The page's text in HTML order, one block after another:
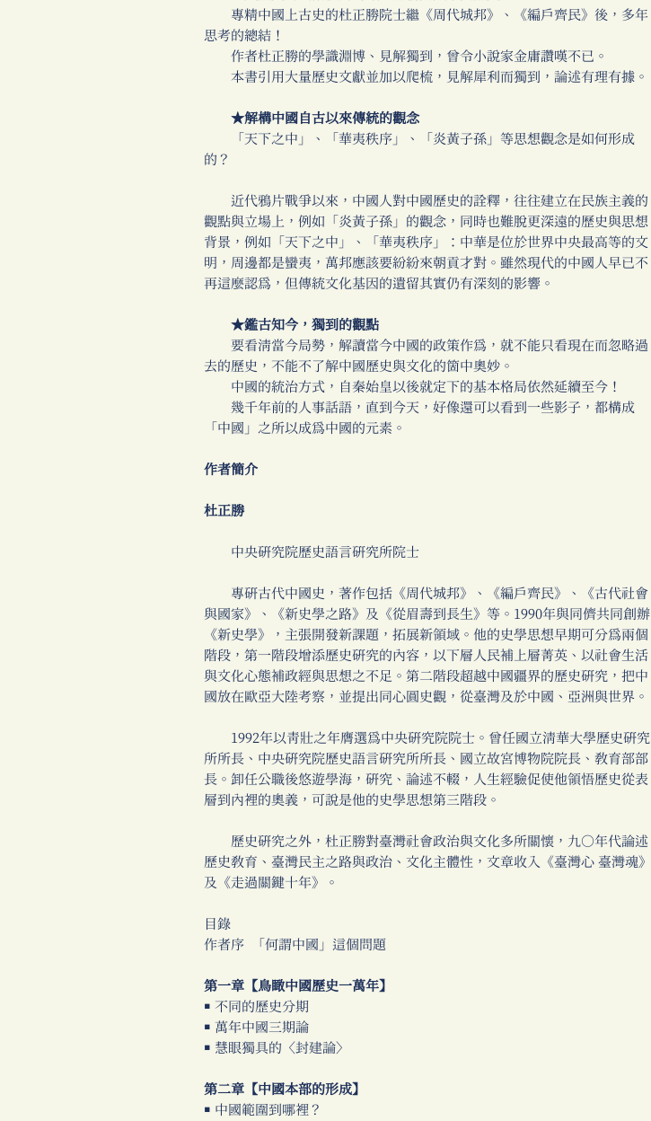
專精中國上古史的杜正勝院士繼《周代城邦》、《編戶齊民》後，多年
思考的總結！
作者杜正勝的學識淵博、見解獨到，曾令小說家金庸讚嘆不已。
本書引用大量歷史文獻並加以爬梳，見解犀利而獨到，論述有理有據。
★解構中國自古以來傳統的觀念
「天下之中」、「華夷秩序」、「炎黃子孫」等思想觀念是如何形成
的？
近代鴉片戰爭以來，中國人對中國歷史的詮釋，往往建立在民族主義的
觀點與立場上，例如「炎黃子孫」的觀念，同時也難脫更深遠的歷史與思想
背景，例如「天下之中」、「華夷秩序」：中華是位於世界中央最高等的文
明，周邊都是蠻夷，萬邦應該要紛紛來朝貢才對。雖然現代的中國人早已不
再這麼認為，但傳統文化基因的遺留其實仍有深刻的影響。
★鑑古知今，獨到的觀點
要看清當今局勢，解讀當今中國的政策作為，就不能只看現在而忽略過
去的歷史，不能不了解中國歷史與文化的箇中奧妙。
中國的統治方式，自秦始皇以後就定下的基本格局依然延續至今！
幾千年前的人事話語，直到今天，好像還可以看到一些影子，都構成
「中國」之所以成為中國的元素。
作者簡介
杜正勝
中央研究院歷史語言研究所院士
專研古代中國史，著作包括《周代城邦》、《編戶齊民》、《古代社會
與國家》、《新史學之路》及《從眉壽到長生》等。1990年與同儕共同創辦
《新史學》，主張開發新課題，拓展新領域。他的史學思想早期可分為兩個
階段，第一階段增添歷史研究的內容，以下層人民補上層菁英、以社會生活
與文化心態補政經與思想之不足。第二階段超越中國疆界的歷史研究，把中
國放在歐亞大陸考察，並提出同心圓史觀，從臺灣及於中國、亞洲與世界。
1992年以青壯之年膺選為中央研究院院士。曾任國立清華大學歷史研究
所所長、中央研究院歷史語言研究所所長、國立故宮博物院院長、教育部部
長。卸任公職後悠遊學海，研究、論述不輟，人生經驗促使他領悟歷史從表
層到內裡的奧義，可說是他的史學思想第三階段。
歷史研究之外，杜正勝對臺灣社會政治與文化多所關懷，九○年代論述
歷史教育、臺灣民主之路與政治、文化主體性，文章收入《臺灣心 臺灣魂》
及《走過關鍵十年》。
目錄
作者序 「何謂中國」這個問題
第一章【鳥瞰中國歷史一萬年】
￭ 不同的歷史分期
￭ 萬年中國三期論
￭ 慧眼獨具的〈封建論〉
第二章【中國本部的形成】
￭ 中國範圍到哪裡？